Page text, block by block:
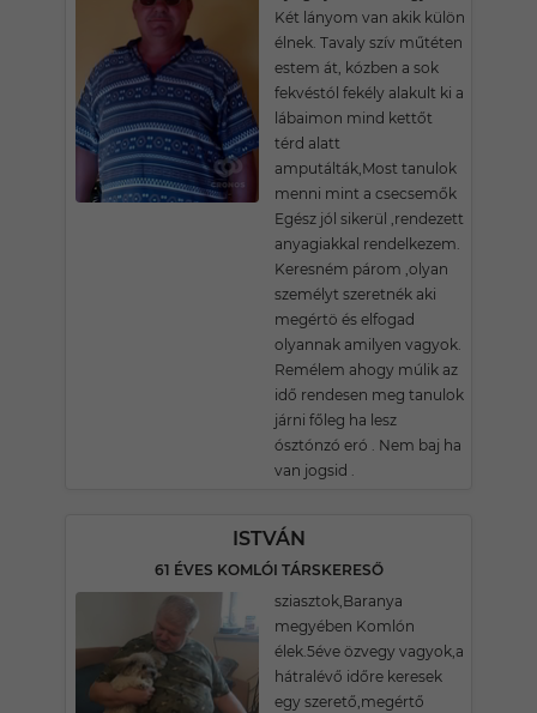
Két lányom van akik külön
élnek. Tavaly szív műtéten
estem át, kózben a sok
fekvéstól fekély alakult ki a
lábaimon mind kettőt
térd alatt
amputálták,Most tanulok
menni mint a csecsemők
Egész jól sikerül ,rendezett
anyagiakkal rendelkezem.
Keresném párom ,olyan
személyt szeretnék aki
megértö és elfogad
olyannak amilyen vagyok.
Remélem ahogy múlik az
idő rendesen meg tanulok
járni főleg ha lesz
ósztónzó eró . Nem baj ha
van jogsid .
ISTVÁN
61 ÉVES KOMLÓI TÁRSKERESŐ
sziasztok,Baranya
megyében Komlón
élek.5éve özvegy vagyok,a
hátralévő időre keresek
egy szerető,megértő